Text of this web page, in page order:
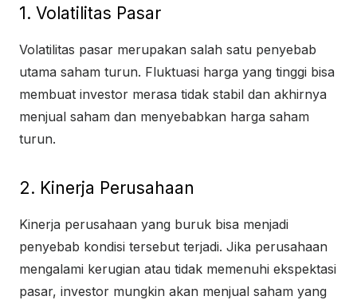
1. Volatilitas Pasar
Volatilitas pasar merupakan salah satu penyebab
utama saham turun. Fluktuasi harga yang tinggi bisa
membuat investor merasa tidak stabil dan akhirnya
menjual saham dan menyebabkan harga saham
turun.
2. Kinerja Perusahaan
Kinerja perusahaan yang buruk bisa menjadi
penyebab kondisi tersebut terjadi. Jika perusahaan
mengalami kerugian atau tidak memenuhi ekspektasi
pasar, investor mungkin akan menjual saham yang